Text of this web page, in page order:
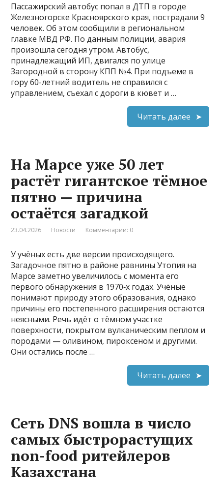
Пассажирский автобус попал в ДТП в городе
Железногорске Красноярского края, пострадали 9
человек. Об этом сообщили в региональном
главке МВД РФ. По данным полиции, авария
произошла сегодня утром. Автобус,
принадлежащий ИП, двигался по улице
Загородной в сторону КПП №4. При подъеме в
гору 60-летний водитель не справился с
управлением, съехал с дороги в кювет и …
Читать далее
На Марсе уже 50 лет
растёт гигантское тёмное
пятно — причина
остаётся загадкой
23.04.2026 Новости Комментарии: 0
У учёных есть две версии происходящего.
Загадочное пятно в районе равнины Утопия на
Марсе заметно увеличилось с момента его
первого обнаружения в 1970‑х годах. Учёные
понимают природу этого образования, однако
причины его постепенного расширения остаются
неясными. Речь идёт о тёмном участке
поверхности, покрытом вулканическим пеплом и
породами — оливином, пироксеном и другими.
Они остались после …
Читать далее
Сеть DNS вошла в число
самых быстрорастущих
non-food ритейлеров
Казахстана